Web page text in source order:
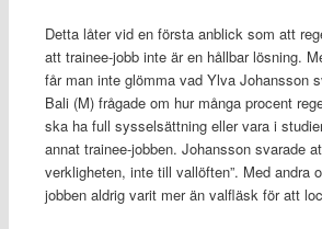
Detta låter vid en första anblick som att
att trainee-jobb inte är en hållbar lösning.
får man inte glömma vad Ylva Johansson
Bali (M) frågade om hur många procent
ska ha full sysselsättning eller vara i
annat trainee-jobben. Johansson svarade
verkligheten, inte till vallöften”. Med andra
jobben aldrig varit mer än valfläsk för att